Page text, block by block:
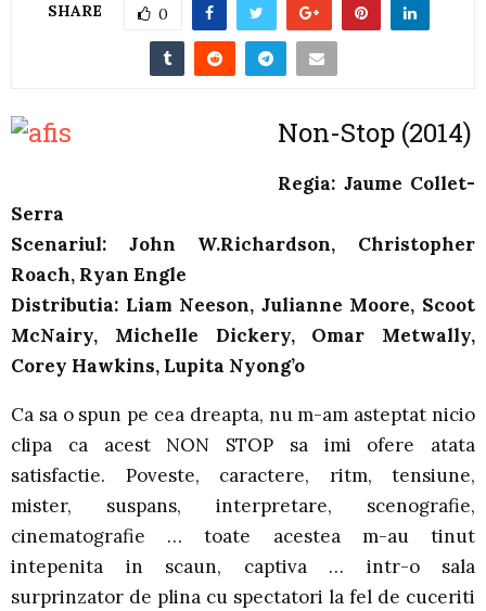
SHARE 0
Non-Stop (2014)
Regia: Jaume Collet-
Serra
Scenariul: John W.Richardson, Christopher
Roach, Ryan Engle
Distributia: Liam Neeson, Julianne Moore, Scoot
McNairy, Michelle Dickery, Omar Metwally,
Corey Hawkins, Lupita Nyong’o
Ca sa o spun pe cea dreapta, nu m-am asteptat nicio
clipa ca acest NON STOP sa imi ofere atata
satisfactie. Poveste, caractere, ritm, tensiune,
mister, suspans, interpretare, scenografie,
cinematografie … toate acestea m-au tinut
intepenita in scaun, captiva … intr-o sala
surprinzator de plina cu spectatori la fel de cuceriti